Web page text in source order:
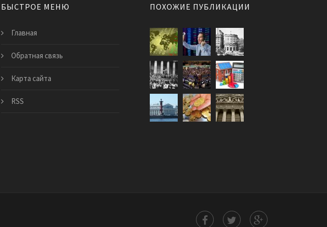
БЫСТРОЕ МЕНЮ
Главная
Обратная связь
Карта сайта
RSS
ПОХОЖИЕ ПУБЛИКАЦИИ